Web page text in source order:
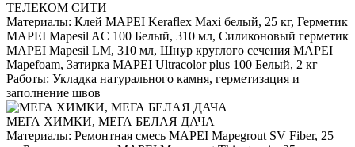
ТЕЛЕКОМ СИТИ
Материалы: Клей MAPEI Keraflex Maxi белый, 25 кг, Герметик
MAPEI Mapesil AC 100 Белый, 310 мл, Силиконовый герметик
MAPEI Mapesil LM, 310 мл, Шнур круглого сечения MAPEI
Mapefoam, Затирка MAPEI Ultracolor plus 100 Белый, 2 кг
Работы: Укладка натурального камня, герметизация и
заполнение швов
МЕГА ХИМКИ, МЕГА БЕЛАЯ ДАЧА
Материалы: Ремонтная смесь MAPEI Mapegrout SV Fiber, 25